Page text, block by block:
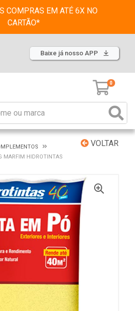
COMPRAS EM ATÉ 6X NO
CARTÃO*
Baixe já nosso APP
0
VOLTAR
MARFIM HIDROTINTAS